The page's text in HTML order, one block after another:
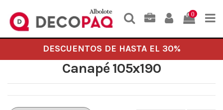
0
DESCUENTOS DE HASTA EL 30%
Canapé 105x190